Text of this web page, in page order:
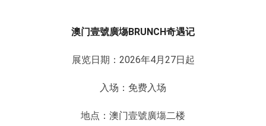
澳门壹號廣塲BRUNCH奇遇记
展览日期：2026年4月27日起
入场：免费入场
地点：澳门壹號廣塲二楼